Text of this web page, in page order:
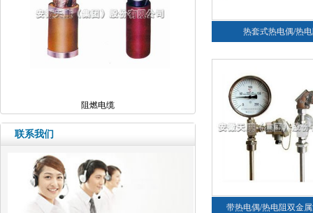
阻燃电缆
联系我们
热套式热电偶/热
带热电偶/热电阻双金